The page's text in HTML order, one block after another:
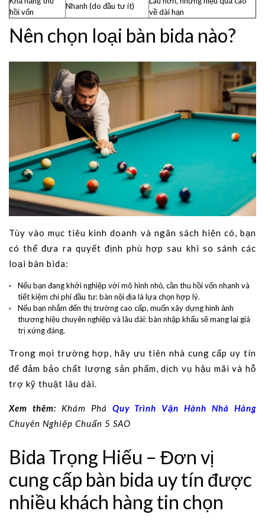
hồi vốn
Nhanh (do đầu tư ít)
về dài hạn
Nên chọn loại bàn bida nào?
Tùy vào mục tiêu kinh doanh và ngân sách hiện có, bạn
có thể đưa ra quyết định phù hợp sau khi so sánh các
loại bàn bida:
Nếu bạn đang khởi nghiệp với mô hình nhỏ, cần thu hồi vốn nhanh và
tiết kiệm chi phí đầu tư: bàn nội địa là lựa chọn hợp lý.
Nếu bạn nhắm đến thị trường cao cấp, muốn xây dựng hình ảnh
thương hiệu chuyên nghiệp và lâu dài: bàn nhập khẩu sẽ mang lại giá
trị xứng đáng.
Trong mọi trường hợp, hãy ưu tiên nhà cung cấp uy tín
để đảm bảo chất lượng sản phẩm, dịch vụ hậu mãi và hỗ
trợ kỹ thuật lâu dài.
Xem thêm: Khám Phá Quy Trình Vận Hành Nhà Hàng
Chuyên Nghiệp Chuẩn 5 SAO
Bida Trọng Hiếu – Đơn vị
cung cấp bàn bida uy tín được
nhiều khách hàng tin chọn